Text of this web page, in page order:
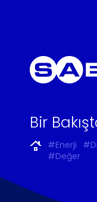
Bir
#Enerji
#Değer